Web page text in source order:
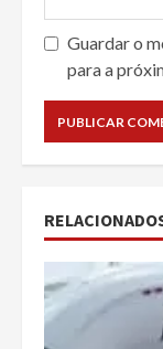
Guardar o
para a